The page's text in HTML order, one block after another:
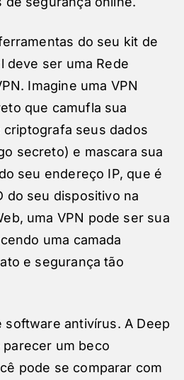
do seu kit de
deve ser uma Rede
Imagine uma VPN
que camufla sua
criptografa seus dados
secreto) e mascara sua
seu endereço IP, que é
do seu dispositivo na
uma VPN pode ser sua
uma camada
e segurança tão
software antivírus. A Deep
um beco
pode se comparar com